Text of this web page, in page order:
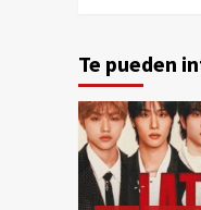
Te pueden